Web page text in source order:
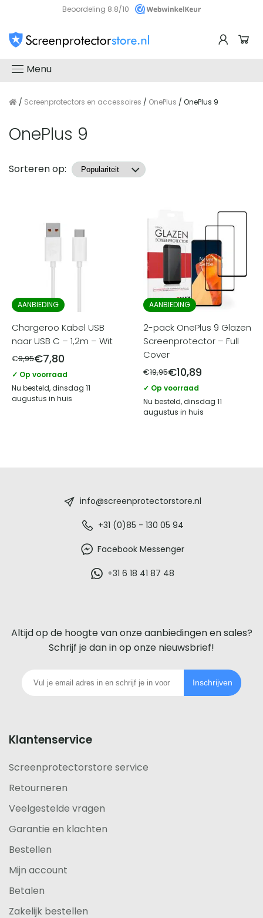
Beoordeling 8.8/10
Menu
/ Screenprotectors en accessoires / OnePlus / OnePlus 9
OnePlus 9
Producten
Sorteren op:
AANBIEDING
Chargeroo Kabel USB
naar USB C – 1,2m – Wit
€9,95€7,80
✓ Op voorraad
Nu besteld, dinsdag 11
augustus in huis
AANBIEDING
2-pack OnePlus 9 Glazen
Screenprotector – Full
Cover
€19,95€10,89
✓ Op voorraad
Nu besteld, dinsdag 11
augustus in huis
voor
iedere
telefoon
info@screenprotectorstore.nl
+31 (0)85 - 130 05 94
Facebook Messenger
+31 6 18 41 87 48
Altijd op de hoogte van onze aanbiedingen en sales?
Schrijf je dan in op onze nieuwsbrief!
Inschrijven
Klantenservice
Screenprotectorstore service
Retourneren
Veelgestelde vragen
Garantie en klachten
Bestellen
Mijn account
Betalen
Zakelijk bestellen